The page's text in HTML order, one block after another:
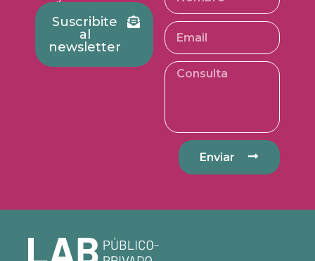
Suscribite
al
newsletter
Enviar